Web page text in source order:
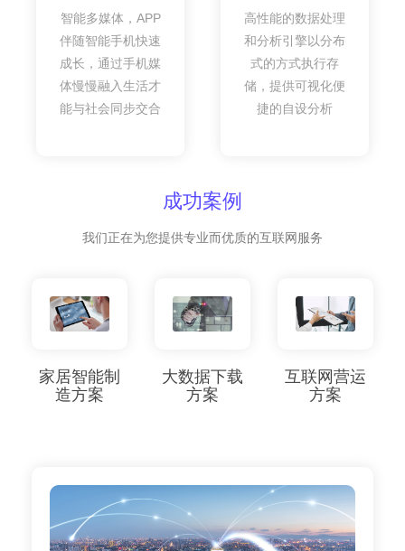
智能多媒体，APP
伴随智能手机快速
成长，通过手机媒
体慢慢融入生活才
能与社会同步交合
高性能的数据处理
和分析引擎以分布
式的方式执行存
储，提供可视化便
捷的自设分析
成功案例
我们正在为您提供专业而优质的互联网服务
家居智能制
造方案
大数据下载
方案
互联网营运
方案